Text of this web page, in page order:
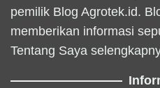
pemilik Blog Agrotek.id.
memberikan informasi
Tentang Saya